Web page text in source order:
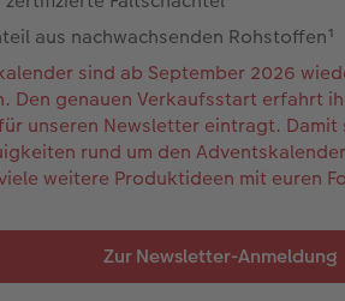
aus nachwachsenden Rohstoffen¹
sind ab September 2026
Den genauen Verkaufsstart erfahrt
unseren Newsletter eintragt. Damit
rund um den
weitere Produktideen mit euren
Zur Newsletter-Anmeldung